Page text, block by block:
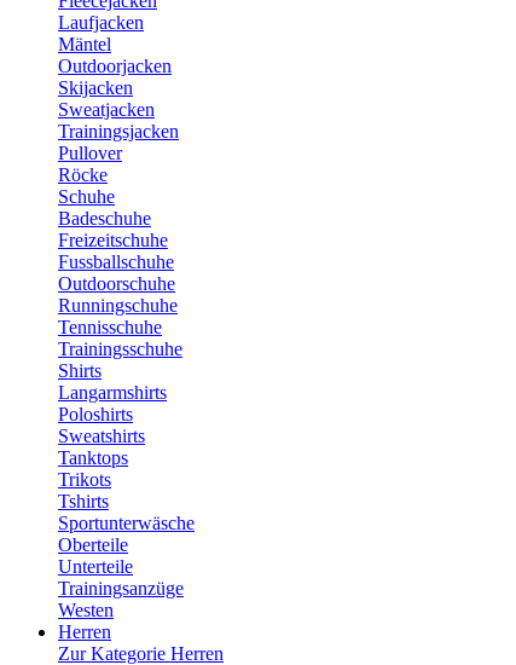
Laufjacken
Mäntel
Outdoorjacken
Skijacken
Sweatjacken
Trainingsjacken
Pullover
Röcke
Schuhe
Badeschuhe
Freizeitschuhe
Fussballschuhe
Outdoorschuhe
Runningschuhe
Tennisschuhe
Trainingsschuhe
Shirts
Langarmshirts
Poloshirts
Sweatshirts
Tanktops
Trikots
Tshirts
Sportunterwäsche
Oberteile
Unterteile
Trainingsanzüge
Westen
Herren
Zur Kategorie Herren